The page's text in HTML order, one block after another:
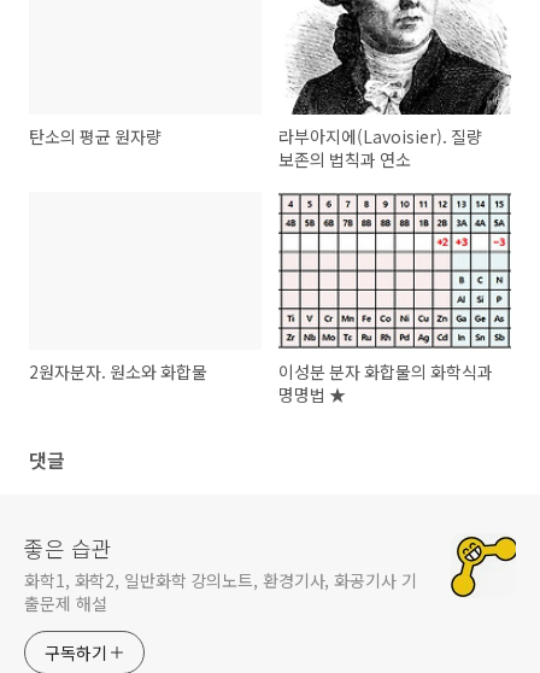
탄소의 평균 원자량
라부아지에(Lavoisier). 질량
보존의 법칙과 연소
2원자분자. 원소와 화합물
이성분 분자 화합물의 화학식과
명명법 ★
댓글
좋은 습관
화학1, 화학2, 일반화학 강의노트, 환경기사, 화공기사 기
출문제 해설
구독하기